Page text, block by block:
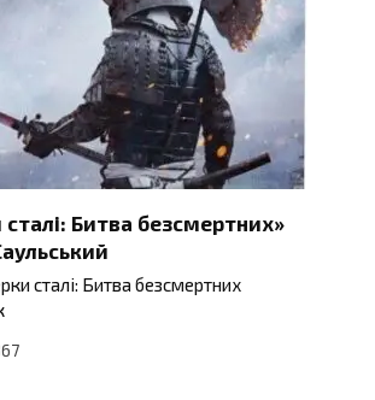
Битва безсмертних»
сталі: Битва безсмертних